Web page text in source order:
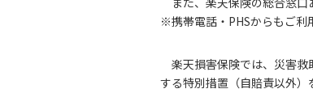
※携帯電話・PHSからもご利
楽天損害保険では、災害
する特別措置（自賠責以外）